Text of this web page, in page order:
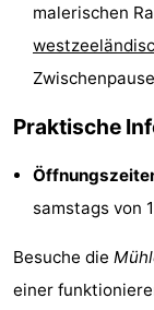
Aussichtspunkte
Attraktionen
Rundfahrten
-
Spielplätze
-
Spielplätze
Bowling
-
malerischen
Praktische
samstags von
Besuche die
einer